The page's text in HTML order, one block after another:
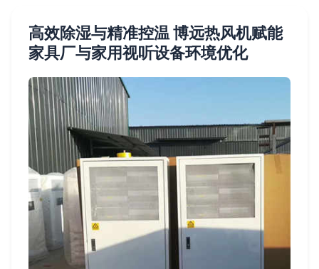
高效除湿与精准控温 博远热风机赋能
家具厂与家用视听设备环境优化